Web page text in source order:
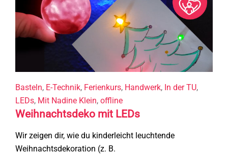
Basteln, E-Technik, Ferienkurs, Handwerk, In der TU,
LEDs, Mit Nadine Klein, offline
Weihnachtsdeko mit LEDs
Wir zeigen dir, wie du kinderleicht leuchtende
Weihnachtsdekoration (z. B.